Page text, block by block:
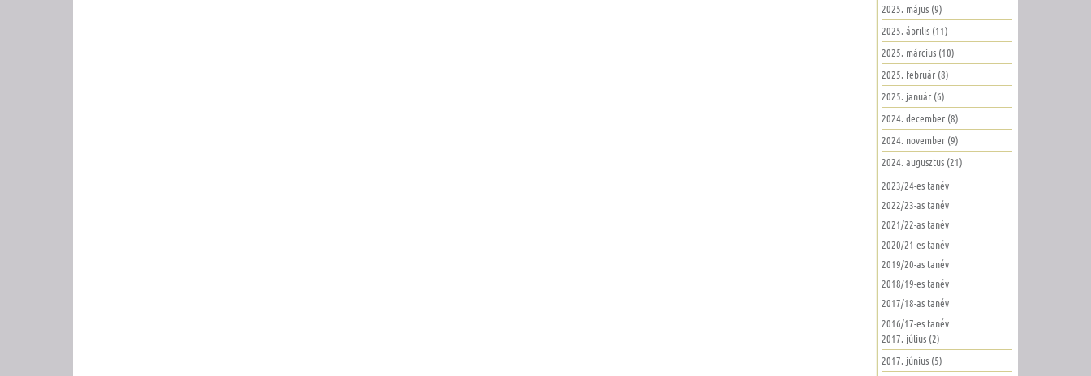
2025. május (9)
2025. április (11)
2025. március (10)
2025. február (8)
2025. január (6)
2024. december (8)
2024. november (9)
2024. augusztus (21)
2023/24-es tanév
2022/23-as tanév
2021/22-as tanév
2020/21-es tanév
2019/20-as tanév
2018/19-es tanév
2017/18-as tanév
2016/17-es tanév
2017. július (2)
2017. június (5)